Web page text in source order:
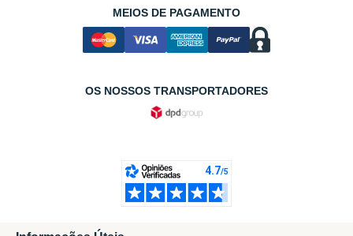
MEIOS DE PAGAMENTO
OS NOSSOS TRANSPORTADORES